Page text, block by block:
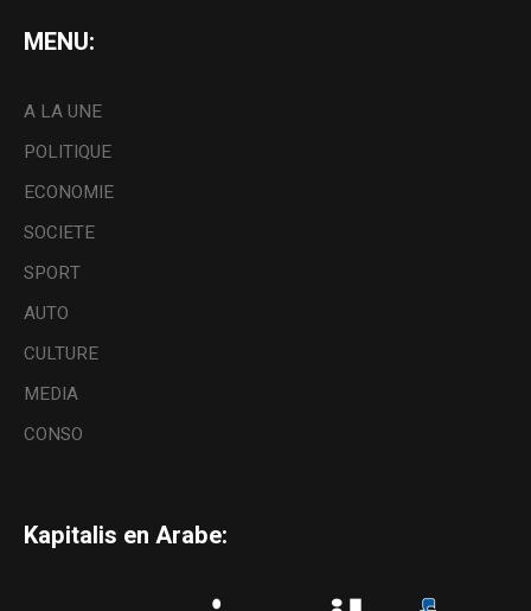
MENU:
A LA UNE
POLITIQUE
ECONOMIE
SOCIETE
SPORT
AUTO
CULTURE
MEDIA
CONSO
Kapitalis en Arabe: